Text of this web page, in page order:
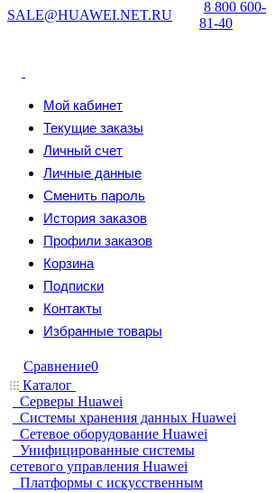
SALE@HUAWEI.NET.RU
8 800 600-
81-40
Мой кабинет
Текущие заказы
Личный счет
Личные данные
Сменить пароль
История заказов
Профили заказов
Корзина
Подписки
Контакты
Избранные товары
Сравнение0
Каталог
Серверы Huawei
Системы хранения данных Huawei
Сетевое оборудование Huawei
Унифицированные системы
сетевого управления Huawei
Платформы с искусственным